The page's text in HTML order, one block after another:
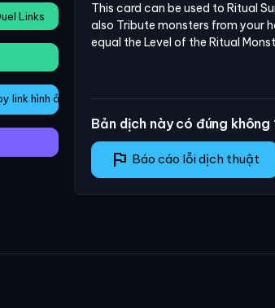
Links
link hình ảnh
This card can be used to Ritual
also Tribute monsters from your
equal the Level of the Ritual
Bản dịch này có đúng không
flag Báo cáo lỗi dịch thuật